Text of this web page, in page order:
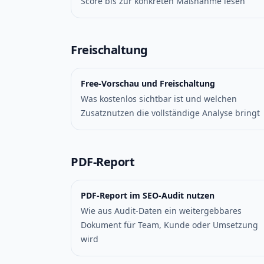
Freischaltung
Free-Vorschau und Freischaltung
Was kostenlos sichtbar ist und welchen
Zusatznutzen die vollständige Analyse bringt
PDF-Report
PDF-Report im SEO-Audit nutzen
Wie aus Audit-Daten ein weitergebbares
Dokument für Team, Kunde oder Umsetzung
wird